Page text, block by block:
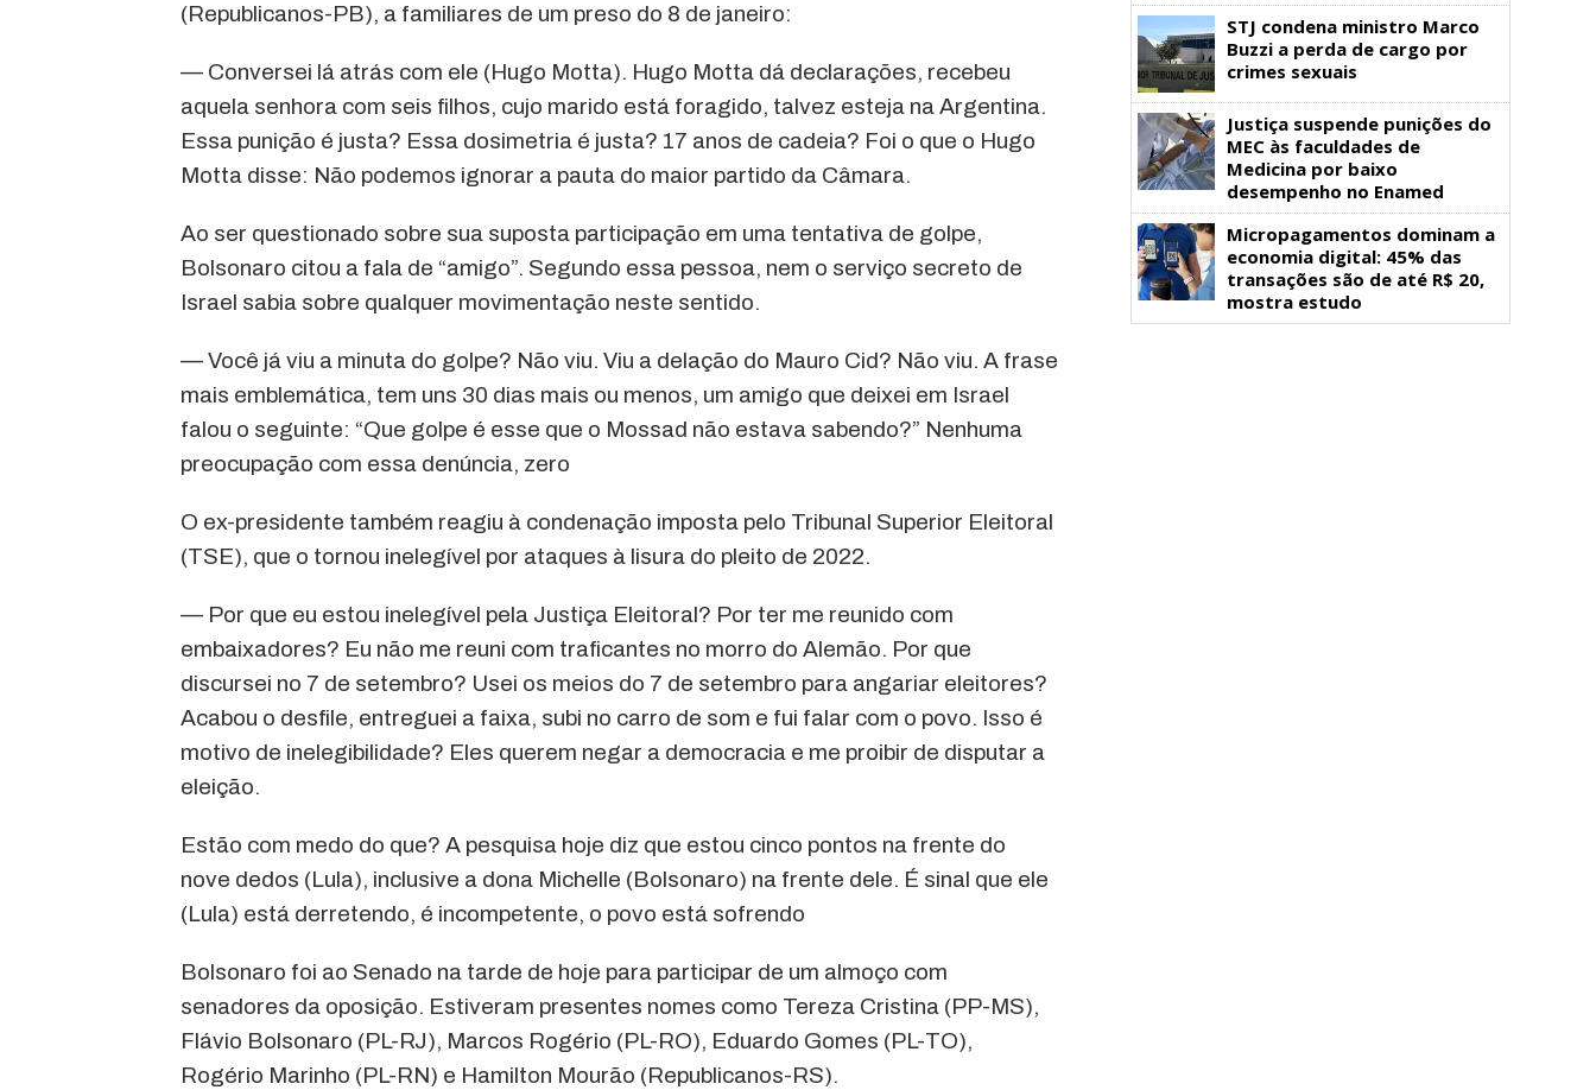
(Republicanos-PB), a familiares de um preso do 8 de janeiro:
— Conversei lá atrás com ele (Hugo Motta). Hugo Motta dá declarações, recebeu
aquela senhora com seis filhos, cujo marido está foragido, talvez esteja na Argentina.
Essa punição é justa? Essa dosimetria é justa? 17 anos de cadeia? Foi o que o Hugo
Motta disse: Não podemos ignorar a pauta do maior partido da Câmara.
Ao ser questionado sobre sua suposta participação em uma tentativa de golpe,
Bolsonaro citou a fala de “amigo”. Segundo essa pessoa, nem o serviço secreto de
Israel sabia sobre qualquer movimentação neste sentido.
— Você já viu a minuta do golpe? Não viu. Viu a delação do Mauro Cid? Não viu. A frase
mais emblemática, tem uns 30 dias mais ou menos, um amigo que deixei em Israel
falou o seguinte: “Que golpe é esse que o Mossad não estava sabendo?” Nenhuma
preocupação com essa denúncia, zero
O ex-presidente também reagiu à condenação imposta pelo Tribunal Superior Eleitoral
(TSE), que o tornou inelegível por ataques à lisura do pleito de 2022.
— Por que eu estou inelegível pela Justiça Eleitoral? Por ter me reunido com
embaixadores? Eu não me reuni com traficantes no morro do Alemão. Por que
discursei no 7 de setembro? Usei os meios do 7 de setembro para angariar eleitores?
Acabou o desfile, entreguei a faixa, subi no carro de som e fui falar com o povo. Isso é
motivo de inelegibilidade? Eles querem negar a democracia e me proibir de disputar a
eleição.
Estão com medo do que? A pesquisa hoje diz que estou cinco pontos na frente do
nove dedos (Lula), inclusive a dona Michelle (Bolsonaro) na frente dele. É sinal que ele
(Lula) está derretendo, é incompetente, o povo está sofrendo
Bolsonaro foi ao Senado na tarde de hoje para participar de um almoço com
senadores da oposição. Estiveram presentes nomes como Tereza Cristina (PP-MS),
Flávio Bolsonaro (PL-RJ), Marcos Rogério (PL-RO), Eduardo Gomes (PL-TO),
Rogério Marinho (PL-RN) e Hamilton Mourão (Republicanos-RS).
STJ condena ministro Marco
Buzzi a perda de cargo por
crimes sexuais
Justiça suspende punições do
MEC às faculdades de
Medicina por baixo
desempenho no Enamed
Micropagamentos dominam a
economia digital: 45% das
transações são de até R$ 20,
mostra estudo